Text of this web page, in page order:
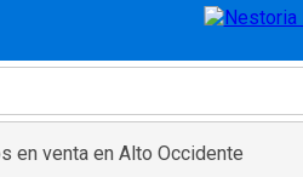
en venta en Alto Occidente